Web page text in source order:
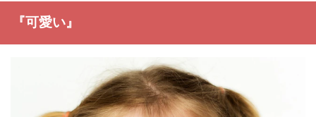
『可愛い』